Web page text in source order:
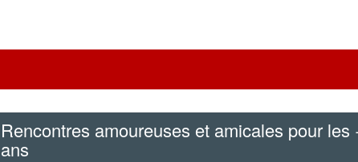
Rencontres amoureuses et amicales pour les
ans